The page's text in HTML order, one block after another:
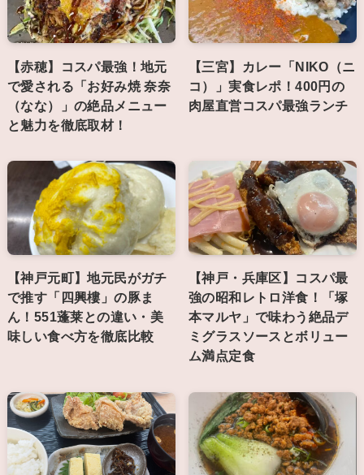
【赤穂】コスパ最強！地元
で愛される「お好み焼 奈奈
（なな）」の絶品メニュー
と魅力を徹底取材！
【三宮】カレー「NIKO（ニ
コ）」実食レポ！400円の
肉屋直営コスパ最強ランチ
【神戸元町】地元民がガチ
で推す「四興樓」の豚ま
ん！551蓬莱との違い・美
味しい食べ方を徹底比較
【神戸・兵庫区】コスパ最
強の昭和レトロ洋食！「塚
本マルヤ」で味わう絶品デ
ミグラスソースとボリュー
ム満点定食